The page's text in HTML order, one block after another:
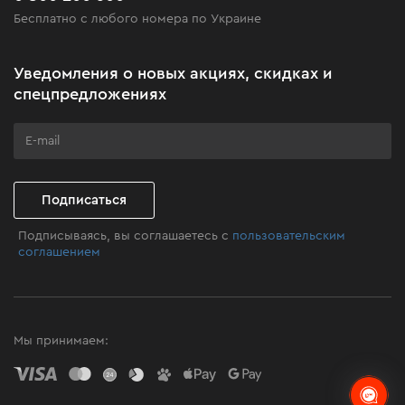
Клуб мастерства
Бесплатно с любого номера по Украине
Уведомления о новых акциях, скидках и
спецпредложениях
Подписаться
Подписываясь, вы соглашаетесь с пользовательским
соглашением
Мы принимаем: